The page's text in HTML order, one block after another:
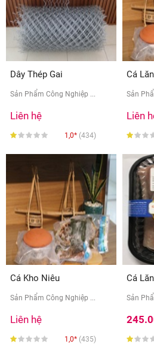
Dây Thép Gai
Sản Phẩm Công Nghiệp ...
Liên hệ
1,0* (434)
Cá
Sản
Liên
Cá Kho Niêu
Sản Phẩm Công Nghiệp ...
Liên hệ
1,0* (435)
Cá
Sản